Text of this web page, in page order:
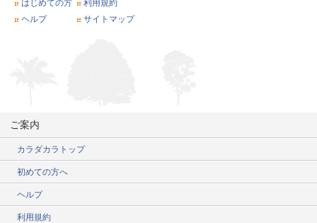
はじめての方
利用規約
ヘルプ
サイトマップ
ご案内
カラダカラトップ
初めての方へ
ヘルプ
利用規約